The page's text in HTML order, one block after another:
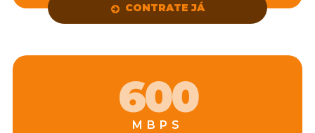
CONTRATE JÁ
600
MBPS